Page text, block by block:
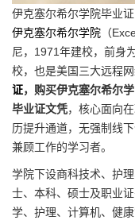
伊克塞尔希尔学院毕业证
伊克塞尔希尔学院 （
尼，1971年建校，前身
校，也是美国三大远程网
证，购买伊克塞尔希尔
毕业证文凭，核心面向
历提升通道，无强制线
兼顾工作的学习者。
学院下设商科技术、护
士、本科、硕士及职业
学、护理、计算机、健